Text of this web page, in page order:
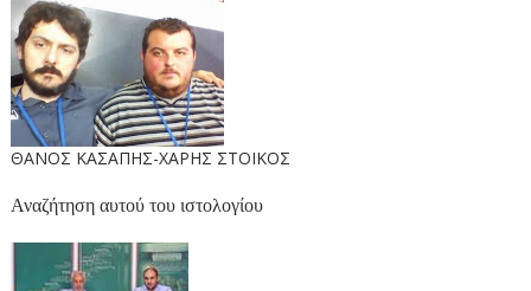
ΘΑΝΟΣ ΚΑΣΑΠΗΣ-ΧΑΡΗΣ ΣΤΟΙΚΟΣ
Αναζήτηση αυτού του ιστολογίου